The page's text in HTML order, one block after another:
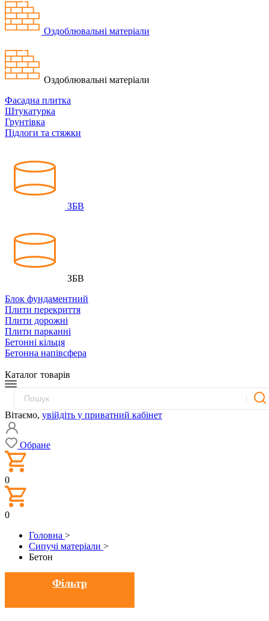
Оздоблювальні матеріали
Оздоблювальні матеріали
Фасадна плитка
Штукатурка
Грунтівка
Підлоги та стяжки
ЗБВ
ЗБВ
Блок фундаментний
Плити перекриття
Плити дорожні
Плити парканні
Бетонні кільця
Бетонна напівсфера
Каталог товарів
Вітаємо, увійдіть у приватний кабінет
Обране
0
0
Головна >
Сипучі матеріали >
Бетон
Фільтр